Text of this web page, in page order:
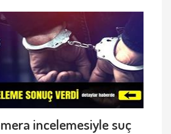
incelemesiyle suç